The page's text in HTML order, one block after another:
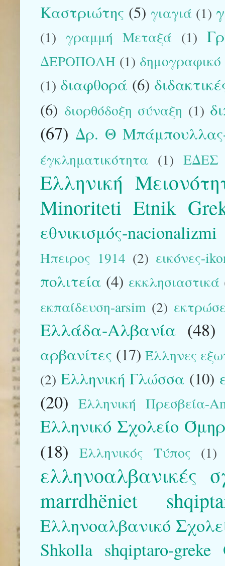
Καστριώτης (5) γιαγιά (1)
(1) γραμμή Μεταξά (1)
ΔΕΡΟΠΟΛΗ (1) δημογραφικό
(1) διαφθορά (6)
(6) διορθόδοξη σύναξη (1)
(67) Δρ. Θ
έγκληματικότητα (1) ΕΔΕΣ
Ελληνική
Minoriteti Etnik
εθνικισμός-nacionalizmi
Ήπειρος 1914 (2) εικόνες-
πολιτεία (4) εκκλησιαστικά
εκπαίδευση-arsim (2)
Ελλάδα-Αλβανία (48)
αρβανίτες (17) Έλληνες
(2) Ελληνική Γλώσσα (10)
(20) Ελληνική Πρεσβεία-
Ελληνικό Σχολείο
(18)
Ελληνικός Τύπος (1)
ελληνοαλβανικές
marrdhëniet
Ελληνοαλβανικό
Shkolla shqiptaro-greke